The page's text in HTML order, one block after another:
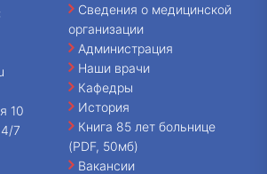
10
7
Сведения о медицинской
организации
Администрация
Наши врачи
Кафедры
История
Книга 85 лет больнице
(PDF, 50мб)
Вакансии